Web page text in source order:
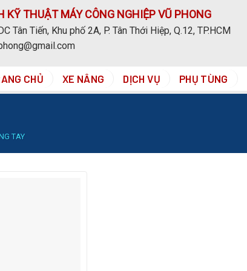
KỸ THUẬT MÁY CÔNG NGHIỆP VŨ PHONG
Tân Tiến, Khu phố 2A, P. Tân Thới Hiệp, Q.12, TP.HCM
CHỦ XE NÂNG DỊCH VỤ PHỤ TÙNG
TAY